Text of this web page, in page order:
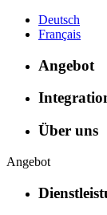
Deutsch
Français
Angebot
Über uns
Angebot